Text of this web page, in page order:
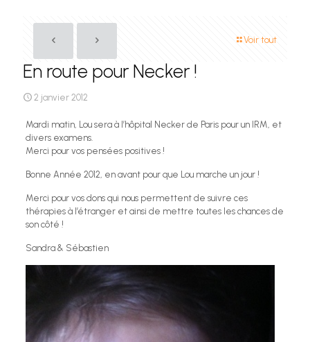
Voir tout
En route pour Necker !
2 janvier 2012
Mardi matin, Lou sera à l’hôpital Necker de Paris pour un IRM, et
divers examens.
Merci pour vos pensées positives !
Bonne Année 2012, en avant pour que Lou marche un jour !
Merci pour vos dons qui nous permettent de suivre ces
thérapies à l’étranger et ainsi de mettre toutes les chances de
son côté !
Sandra & Sébastien